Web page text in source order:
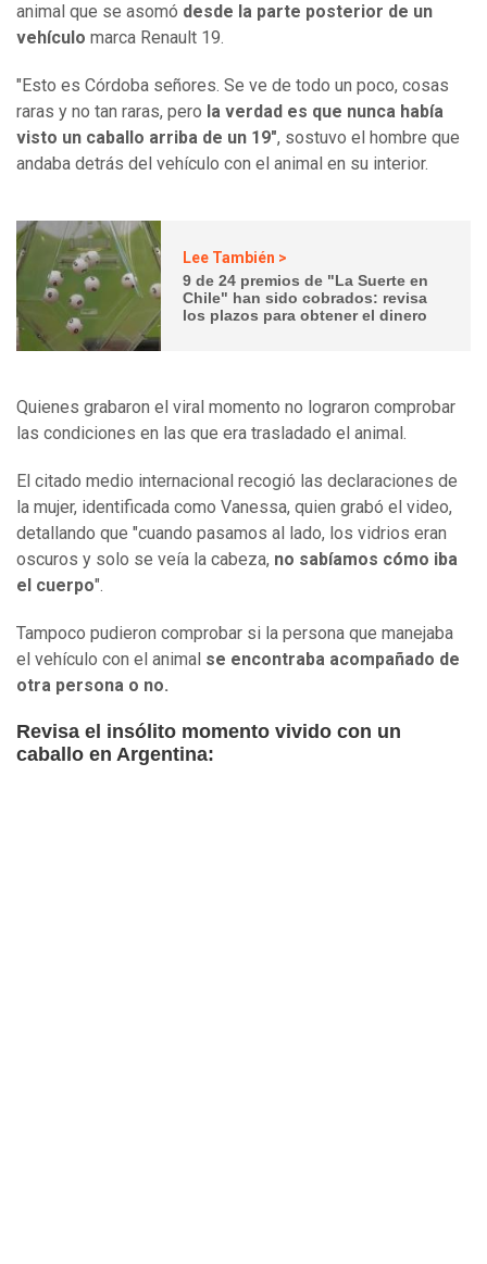
animal que se asomó desde la parte posterior de un
vehículo marca Renault 19.
"Esto es Córdoba señores. Se ve de todo un poco, cosas
raras y no tan raras, pero la verdad es que nunca había
visto un caballo arriba de un 19", sostuvo el hombre que
andaba detrás del vehículo con el animal en su interior.
Lee También >
9 de 24 premios de "La Suerte en
Chile" han sido cobrados: revisa
los plazos para obtener el dinero
Quienes grabaron el viral momento no lograron comprobar
las condiciones en las que era trasladado el animal.
El citado medio internacional recogió las declaraciones de
la mujer, identificada como Vanessa, quien grabó el video,
detallando que "cuando pasamos al lado, los vidrios eran
oscuros y solo se veía la cabeza, no sabíamos cómo iba
el cuerpo".
Tampoco pudieron comprobar si la persona que manejaba
el vehículo con el animal se encontraba acompañado de
otra persona o no.
Revisa el insólito momento vivido con un
caballo en Argentina: